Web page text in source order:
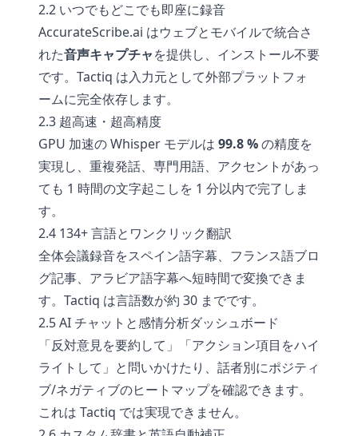
2.2 いつでもどこでも即座に録音
AccurateScribe.ai はウェブとモバイルで統合さ
れた音声キャプチャを提供し、インストール不要
です。Tactiq は入力元として外部プラットフォ
ームに完全依存します。
2.3 超高速・超高精度
GPU 加速の Whisper モデルは 99.8 %の精度を
実現し、重複発話、専門用語、アクセントがあっ
ても 1 時間の文字起こしを 1 分以内で完了しま
す。
2.4 134+ 言語とワンクリック翻訳
全体会議録音をスペイン語字幕、フランス語ブロ
グ記事、アラビア語字幕へ短時間で変換できま
す。Tactiq は言語数が約 30 までです。
2.5 AI チャットと感情分析ダッシュボード
「反対意見を要約して」「アクション項目をハイ
ライトして」と問いかけたり、話者別にポジティ
ブ/ネガティブのヒートマップを確認できます。
これは Tactiq では実現できません。